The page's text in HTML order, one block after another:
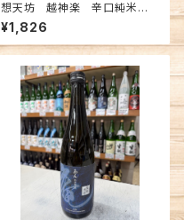
想天坊 越神楽 辛口純米吟
醸瓶囲い 一回火入原酒 720
ml
¥1,826